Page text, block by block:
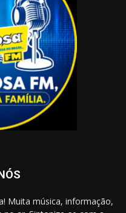
Muita música, informação,